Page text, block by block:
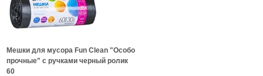
Мешки для мусора Fun Clean "Особо
прочные" с ручками черный ролик
60